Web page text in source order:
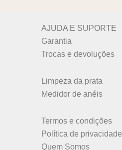
AJUDA E SUPORTE
Garantia
Trocas e devoluções
Limpeza da prata
Medidor de anéis
Termos e condições
Política de privacidade
Quem Somos